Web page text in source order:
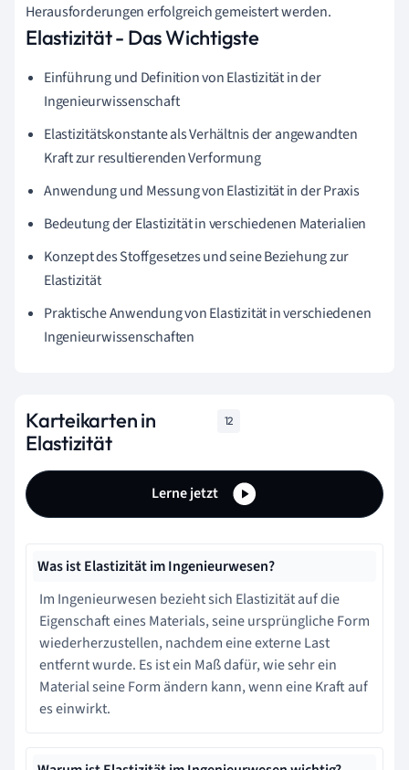
Herausforderungen erfolgreich gemeistert werden.
Elastizität - Das Wichtigste
Einführung und Definition von Elastizität in der
Ingenieurwissenschaft
Elastizitätskonstante als Verhältnis der angewandten
Kraft zur resultierenden Verformung
Anwendung und Messung von Elastizität in der Praxis
Bedeutung der Elastizität in verschiedenen Materialien
Konzept des Stoffgesetzes und seine Beziehung zur
Elastizität
Praktische Anwendung von Elastizität in verschiedenen
Ingenieurwissenschaften
Karteikarten in
Elastizität
12
Lerne jetzt
Was ist Elastizität im Ingenieurwesen?
Im Ingenieurwesen bezieht sich Elastizität auf die
Eigenschaft eines Materials, seine ursprüngliche Form
wiederherzustellen, nachdem eine externe Last
entfernt wurde. Es ist ein Maß dafür, wie sehr ein
Material seine Form ändern kann, wenn eine Kraft auf
es einwirkt.